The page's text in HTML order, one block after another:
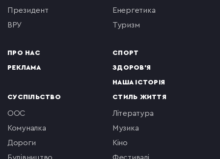
президент
ВРУ
ПРО НАС
РЕКЛАМА
енергетика
туризм
СПОРТ
ЗДОРОВ'Я
НАША ІСТОРІЯ
СУСПІЛЬСТВО
ООС
комуналка
Дороги
СТИЛЬ ЖИТТЯ
література
музика
кіно